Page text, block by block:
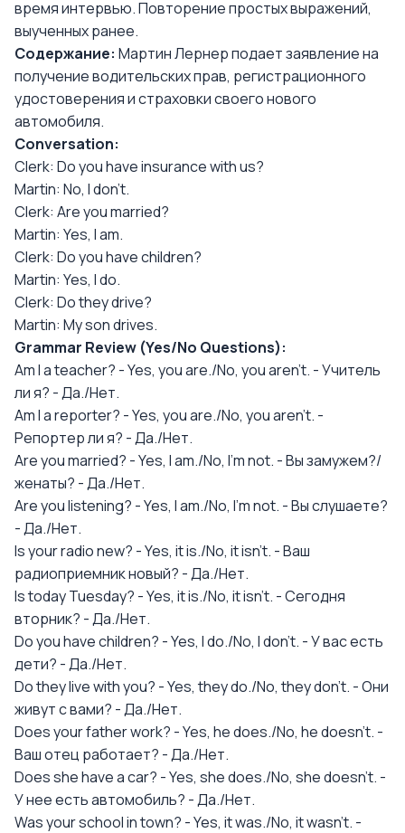
время интервью. Повторение простых выражений,
выученных ранее.
Содержание: Мартин Лернер подает заявление на
получение водительских прав, регистрационного
удостоверения и страховки своего нового
автомобиля.
Conversation:
Clerk: Do you have insurance with us?
Martin: No, I don't.
Clerk: Are you married?
Martin: Yes, I am.
Clerk: Do you have children?
Martin: Yes, I do.
Clerk: Do they drive?
Martin: My son drives.
Grammar Review (Yes/No Questions):
Am I a teacher? - Yes, you are./No, you aren't. - Учитель
ли я? - Да./Нет.
Am I a reporter? - Yes, you are./No, you aren't. -
Репортер ли я? - Да./Нет.
Are you married? - Yes, I am./No, I'm not. - Вы замужем?/
женаты? - Да./Нет.
Are you listening? - Yes, I am./No, I'm not. - Вы слушаете?
- Да./Нет.
Is your radio new? - Yes, it is./No, it isn't. - Ваш
радиоприемник новый? - Да./Нет.
Is today Tuesday? - Yes, it is./No, it isn't. - Сегодня
вторник? - Да./Нет.
Do you have children? - Yes, I do./No, I don't. - У вас есть
дети? - Да./Нет.
Do they live with you? - Yes, they do./No, they don't. - Они
живут с вами? - Да./Нет.
Does your father work? - Yes, he does./No, he doesn't. -
Ваш отец работает? - Да./Нет.
Does she have a car? - Yes, she does./No, she doesn't. -
У нее есть автомобиль? - Да./Нет.
Was your school in town? - Yes, it was./No, it wasn't. -